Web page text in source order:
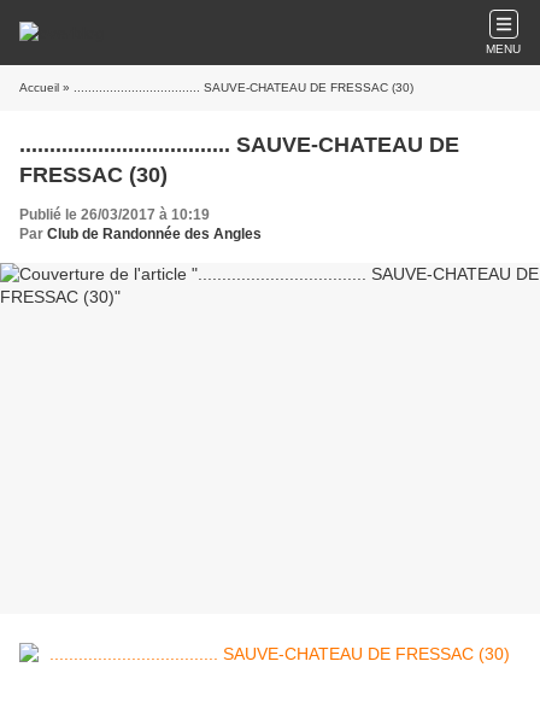
MENU
Accueil » ................................... SAUVE-CHATEAU DE FRESSAC (30)
................................... SAUVE-CHATEAU DE
FRESSAC (30)
Publié le 26/03/2017 à 10:19
Par Club de Randonnée des Angles